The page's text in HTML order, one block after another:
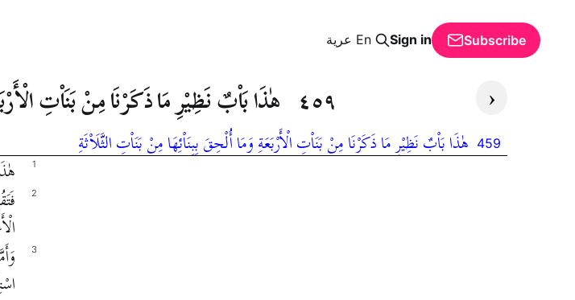
عرية En Sign in Subscribe
‹ ٤٥٩ هٰذَا بَاْبٌ نَظِيْرِ مَا ذَكَرْنَا مِنْ بَنَاْتِ
459 هٰذَا بَاْبٌ نَظِيْرِ مَا ذَكَرْنَا مِنْ بَنَاْتِ الْأَرْبَعَةِ وَمَا أُلْحِقَ بِبِنَاْئِهَا مِنْ بَنَاْتِ الثَّلَاْثَةِ
1
2
3